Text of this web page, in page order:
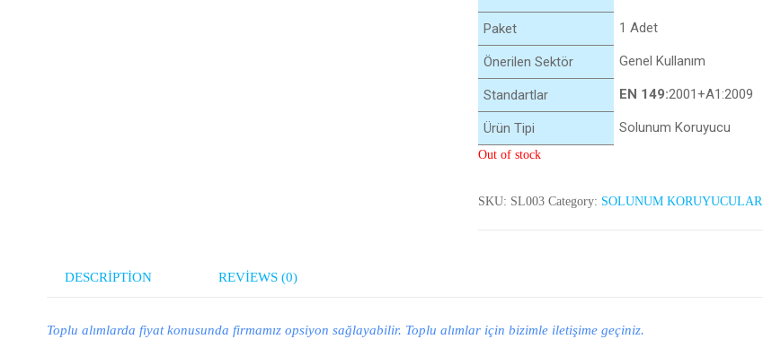
Paket 1 Adet
Önerilen Sektör Genel Kullanım
Standartlar EN 149:2001+A1:2009
Ürün Tipi Solunum Koruyucu
Out of stock
SKU: SL003 Category: SOLUNUM KORUYUCULAR
DESCRIPTION REVIEWS (0)
Toplu alımlarda fiyat konusunda firmamız opsiyon sağlayabilir. Toplu alımlar için bizimle iletişime geçiniz.